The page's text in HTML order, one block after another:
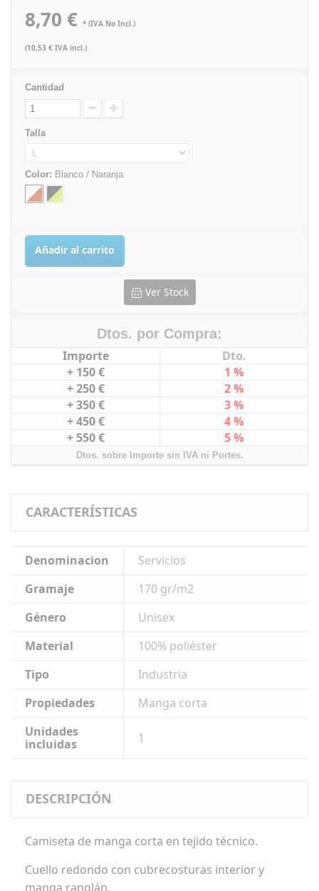
8,70 € * (IVA No Incl.)
(10,53 € IVA incl.)
Cantidad
Talla
Color: Blanco / Naranja
Añadir al carrito
Ver Stock
Dtos. por Compra:
Importe
Dto.
+ 150 €
1 %
+ 250 €
2 %
+ 350 €
3 %
+ 450 €
4 %
+ 550 €
5 %
Dtos. sobre Importe sin IVA ni Portes.
CARACTERÍSTICAS
Denominacion
Servicios
Gramaje
170 gr/m2
Género
Unisex
Material
100% poliéster
Tipo
Industria
Propiedades
Manga corta
Unidades
incluidas
1
DESCRIPCIÓN
Camiseta de manga corta en tejido técnico.
Cuello redondo con cubrecosturas interior y
manga ranglán.